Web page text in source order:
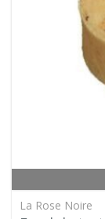
La Rose Noire